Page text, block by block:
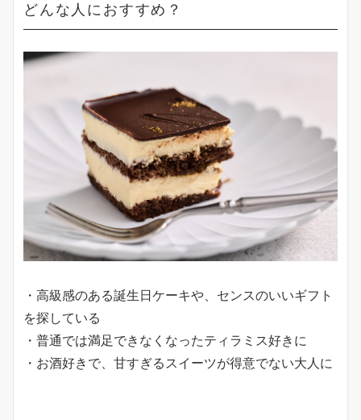
どんな人におすすめ？
・高級感のある誕生日ケーキや、センスのいいギフト
を探している
・普通では満足できなくなったティラミス好きに
・お酒好きで、甘すぎるスイーツが得意でない大人に